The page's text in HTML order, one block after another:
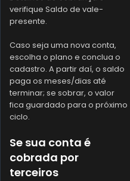
verifique Saldo de vale-
presente.
Caso seja uma nova conta,
escolha o plano e conclua o
cadastro. A partir daí, o saldo
paga os meses/dias até
terminar; se sobrar, o valor
fica guardado para o próximo
ciclo.
Se sua conta é
cobrada por
terceiros